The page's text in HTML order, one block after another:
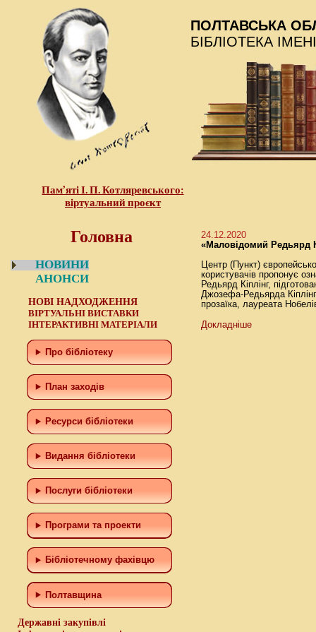
Пам’яті І. П. Котляревського:
віртуальний проєкт
ПОЛТАВСЬКА
БІБЛІОТЕКА
Головна
НОВИНИ
АНОНСИ
НОВІ НАДХОДЖЕННЯ
ВІРТУАЛЬНІ ВИСТАВКИ
ІНТЕРАКТИВНІ МАТЕРІАЛИ
Про бібліотеку
План заходів
Ресурси бібліотеки
Видання бібліотеки
Послуги бібліотеки
Програми та проекти
Бiблiотечному фахiвцю
Полтавщина
Державні закупівлі
24.12.2020
«Маловідомий Редьярд
Центр (Пункт)
користувачів пропонує
Редьярд Кіплінг,
Джозефа-Редьярда
прозаїка, лауреата
Докладніше